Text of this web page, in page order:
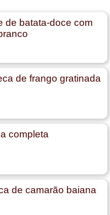
de batata-doce com
de frango gratinada
completa
de camarão baiana